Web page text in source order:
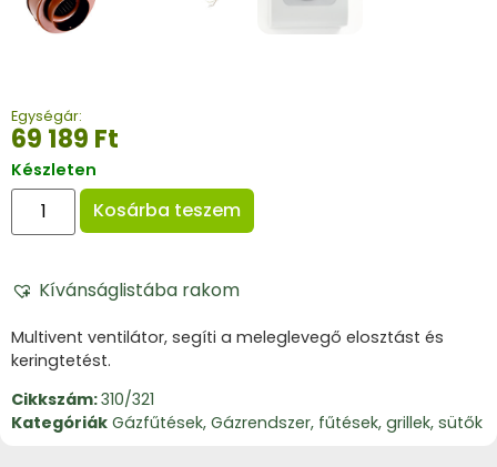
Egységár:
69 189 Ft
Készleten
Kosárba teszem
Kívánságlistába rakom
Multivent ventilátor, segíti a meleglevegő elosztást és
keringtetést.
Cikkszám:310/321
Kategóriák Gázfűtések, Gázrendszer, fűtések, grillek, sütők